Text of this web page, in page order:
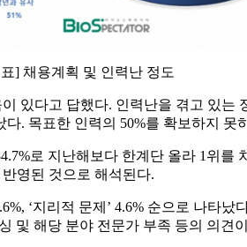
] 채용계획 및 인력난 정도
있다고 답했다. 인력난을 겪고 있는
. 목표한 인력의 50%를 확보하지
로 지난해보다 한계단 올라 1위를
영된 것으로 해석된다.
‘지리적 문제’ 4.6% 순으로 나타
및 해당 분야 전문가 부족 등의 의견